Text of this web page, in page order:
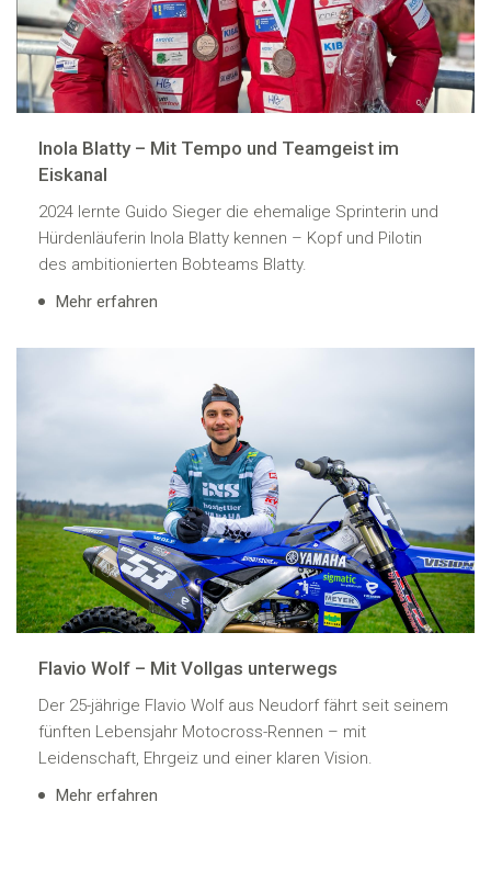
Inola Blatty – Mit Tempo und Teamgeist im
Eiskanal
2024 lernte Guido Sieger die ehemalige Sprinterin und
Hürdenläuferin Inola Blatty kennen – Kopf und Pilotin
des ambitionierten Bobteams Blatty.
Mehr erfahren
Flavio Wolf – Mit Vollgas unterwegs
Der 25-jährige Flavio Wolf aus Neudorf fährt seit seinem
fünften Lebensjahr Motocross-Rennen – mit
Leidenschaft, Ehrgeiz und einer klaren Vision.
Mehr erfahren